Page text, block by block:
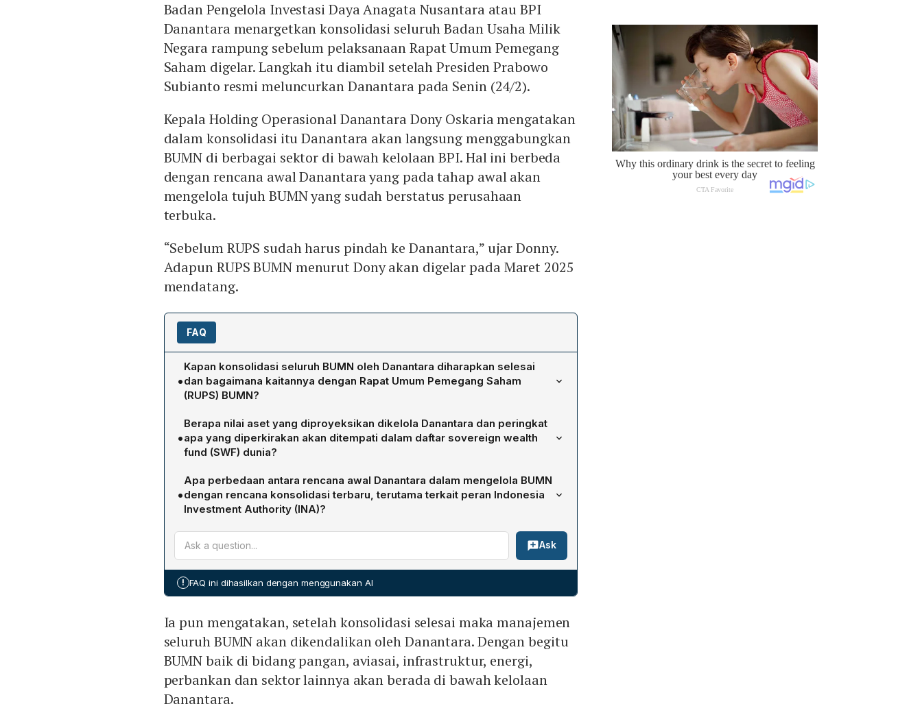
Badan Pengelola Investasi Daya Anagata Nusantara atau BPI
Danantara menargetkan konsolidasi seluruh Badan Usaha Milik
Negara rampung sebelum pelaksanaan Rapat Umum Pemegang
Saham digelar. Langkah itu diambil setelah Presiden Prabowo
Subianto resmi meluncurkan Danantara pada Senin (24/2).
Kepala Holding Operasional Danantara Dony Oskaria mengatakan
dalam konsolidasi itu Danantara akan langsung menggabungkan
BUMN di berbagai sektor di bawah kelolaan BPI. Hal ini berbeda
dengan rencana awal Danantara yang pada tahap awal akan
mengelola tujuh BUMN yang sudah berstatus perusahaan
terbuka.
“Sebelum RUPS sudah harus pindah ke Danantara,” ujar Donny.
Adapun RUPS BUMN menurut Dony akan digelar pada Maret 2025
mendatang.
FAQ
•
Kapan konsolidasi seluruh BUMN oleh Danantara diharapkan selesai
dan bagaimana kaitannya dengan Rapat Umum Pemegang Saham
(RUPS) BUMN?
Konsolidasi seluruh BUMN diharapkan rampung sebelum pelaksanaan RUPS, yang
dijadwalkan pada Maret 2025. Kepala Holding Operasional Danantara, Donny
Oskaria, menegaskan bahwa semua BUMN harus sudah berpindah ke Danantara
Danantara pada saat RUPS berlangsung.
•
Berapa nilai aset yang diproyeksikan dikelola Danantara dan peringkat
apa yang diperkirakan akan ditempati dalam daftar sovereign wealth
fund (SWF) dunia?
Rp 14.616 triliun). Menurut Policy Director FTSE Russell, Wanming Du, estimasi
tersebut akan menempatkan Danantara pada peringkat ketujuh di dunia di antara
sovereign wealth fund, bersaing dengan SWF seperti GIC Singapura, Abu Dhabi
Investment Authority, dan Public Investment Fund Saudi Arabia.
•
Apa perbedaan antara rencana awal Danantara dalam mengelola BUMN
dengan rencana konsolidasi terbaru, terutama terkait peran Indonesia
Investment Authority (INA)?
Rencana awal Danantara hanya akan mengelola tujuh BUMN—Bank Mandiri, BRI,
BNI, Telkom Indonesia, serta perusahaan pertambangan ANTAM, PTBA, Freeport
Indonesia, INALUM, dan Timah—beserta INA. Dalam konsolidasi terbaru, semua
dalam portofolio. Hal ini menandakan pergeseran dari pengelolaan terbatas ke
Ask
! FAQ ini dihasilkan dengan menggunakan AI
Ia pun mengatakan, setelah konsolidasi selesai maka manajemen
seluruh BUMN akan dikendalikan oleh Danantara. Dengan begitu
BUMN baik di bidang pangan, aviasai, infrastruktur, energi,
perbankan dan sektor lainnya akan berada di bawah kelolaan
Danantara.